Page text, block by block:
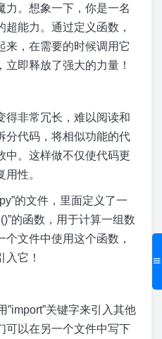
力。想象一下，你是一名
能力。通过定义函数，
来，在需要的时候调用它
即释放了强大的力量！
得非常冗长，难以阅读和
分代码，将相似功能的代
中。这样做不仅使代码更
性。
的文件，里面定义了一
的函数，用于计算一组数
文件中使用这个函数，
它！
关键字来引入其他
可以在另一个文件中写下